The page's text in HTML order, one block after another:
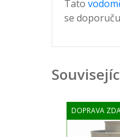
Tato
se
DOPRAVA